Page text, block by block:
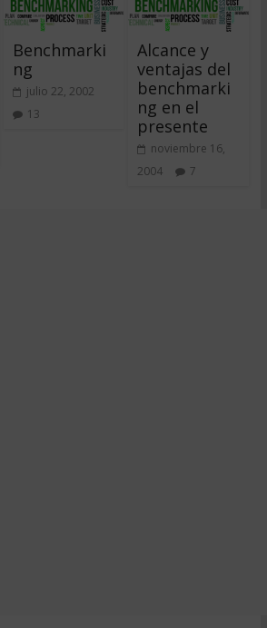
Benchmarki
ng
julio 22, 2002
13
Alcance y
ventajas del
benchmarki
ng en el
presente
noviembre 16,
2004
7